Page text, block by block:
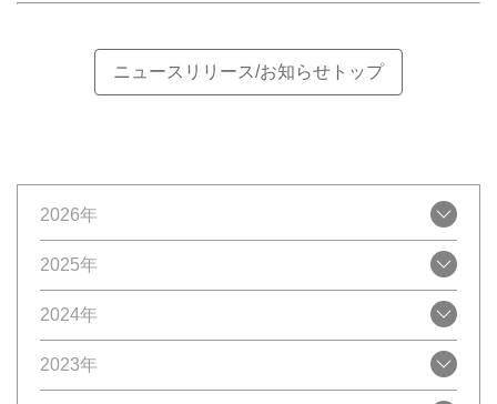
ニュースリリース/お知らせトップ
2026年
2025年
2024年
2023年